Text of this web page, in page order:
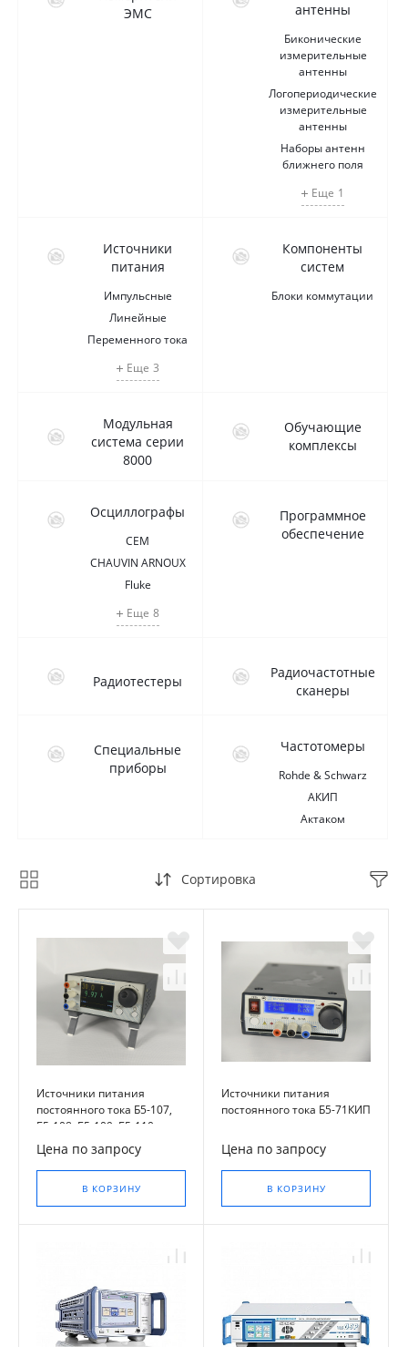
ЭМС
антенны
Биконические
измерительные
антенны
Логопериодические
измерительные
антенны
Наборы антенн
ближнего поля
Еще 1
Источники
питания
Импульсные
Линейные
Переменного тока
Еще 3
Компоненты
систем
Блоки коммутации
Модульная
система серии
8000
Обучающие
комплексы
Осциллографы
CEM
CHAUVIN ARNOUX
Fluke
Еще 8
Программное
обеспечение
Радиотестеры
Радиочастотные
сканеры
Специальные
приборы
Частотомеры
Rohde & Schwarz
АКИП
Актаком
Сортировка
Источники питания
постоянного тока Б5-107,
Б5-108, Б5-109, Б5-110
Цена по запросу
В КОРЗИНУ
Источники питания
постоянного тока Б5-71КИП
Цена по запросу
В КОРЗИНУ